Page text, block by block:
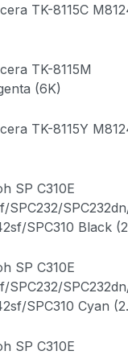
TK-8115C
TK-8115M
(6K)
TK-8115Y
SP C310E
SPC232/
SPC310 Black
SP C310E
SPC232/
SPC310 Cyan
SP C310E